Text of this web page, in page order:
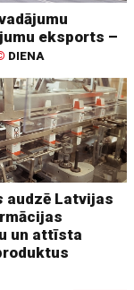
eksports –
DIENA
audzē Latvijas
un attīsta